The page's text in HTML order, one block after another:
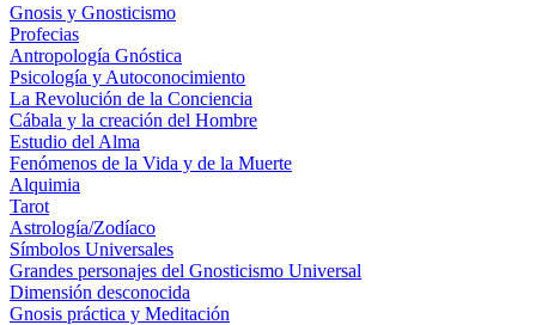
Gnosis y Gnosticismo
Profecias
Antropología Gnóstica
Psicología y Autoconocimiento
La Revolución de la Conciencia
Cábala y la creación del Hombre
Estudio del Alma
Fenómenos de la Vida y de la Muerte
Alquimia
Tarot
Astrología/Zodíaco
Símbolos Universales
Grandes personajes del Gnosticismo Universal
Dimensión desconocida
Gnosis práctica y Meditación